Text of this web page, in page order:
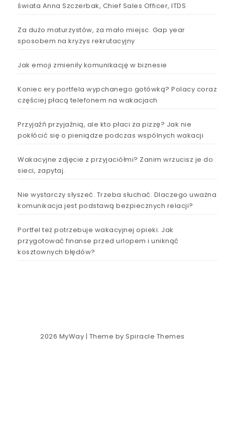
świata Anna Szczerbak, Chief Sales Officer, ITDS
Za dużo maturzystów, za mało miejsc. Gap year
sposobem na kryzys rekrutacyjny
Jak emoji zmieniły komunikację w biznesie
Koniec ery portfela wypchanego gotówką? Polacy coraz
częściej płacą telefonem na wakacjach
Przyjaźń przyjaźnią, ale kto płaci za pizzę? Jak nie
pokłócić się o pieniądze podczas wspólnych wakacji
Wakacyjne zdjęcie z przyjaciółmi? Zanim wrzucisz je do
sieci, zapytaj.
Nie wystarczy słyszeć. Trzeba słuchać. Dlaczego uważna
komunikacja jest podstawą bezpiecznych relacji?
Portfel też potrzebuje wakacyjnej opieki. Jak
przygotować finanse przed urlopem i uniknąć
kosztownych błędów?
2026 MyWay | Theme bySpiracle Themes